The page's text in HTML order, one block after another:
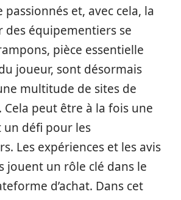
et, avec cela, la
des équipementiers se
pièce essentielle
joueur, sont désormais
multitude de sites de
peut être à la fois une
défi pour les
Les expériences et les avis
jouent un rôle clé dans le
d’achat. Dans cet